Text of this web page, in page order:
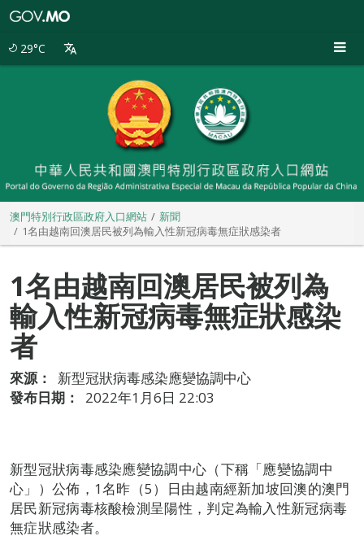
29°C
澳門特別行政區政府入口網站
新聞
1名由越南回澳居民被列為輸入性新冠病毒無症狀感染者
1名由越南回澳居民被列為
輸入性新冠病毒無症狀感染
者
來源：
新型冠狀病毒感染應變協調中心
發布日期：
2022年1月6日 22:03
新型冠狀病毒感染應變協調中心（下稱「應變協調中
心」）公佈，1名昨（5）日由越南經新加坡回澳的澳門
居民新冠病毒核酸檢測呈陽性，判定為輸入性新冠病毒
無症狀感染者。